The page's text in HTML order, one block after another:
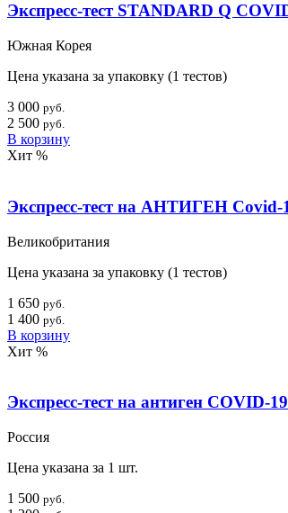
Экспресс-тест STANDARD Q
Южная Корея
Цена указана за упаковку (1 тестов)
3 000 руб.
2 500 руб.
В корзину
Хит %
Экспресс-тест на АНТИГЕН Covid-
Великобритания
Цена указана за упаковку (1 тестов)
1 650 руб.
1 400 руб.
В корзину
Хит %
Экспресс-тест на антиген COVID-
Россия
Цена указана за 1 шт.
1 500 руб.